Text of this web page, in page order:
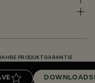
DOWNLOADS
PRODUKTGARANTIE
DOWNLOADS